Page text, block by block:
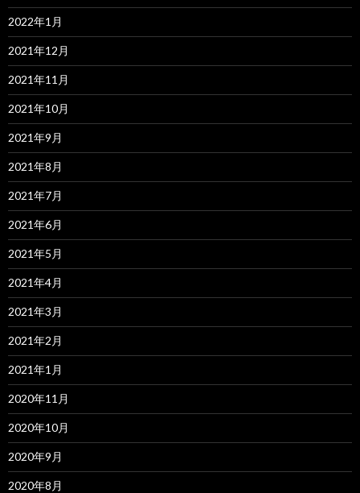
2022年1月
2021年12月
2021年11月
2021年10月
2021年9月
2021年8月
2021年7月
2021年6月
2021年5月
2021年4月
2021年3月
2021年2月
2021年1月
2020年11月
2020年10月
2020年9月
2020年8月